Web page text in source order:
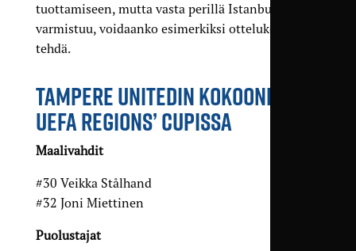
tuottamiseen, mutta vasta perillä Istanbulissa
varmistuu, voidaanko esimerkiksi ottelukoosteet
tehdä.
TAMPERE UNITEDIN KOKOONPANO
UEFA REGIONS’ CUPISSA
Maalivahdit
#30 Veikka Stålhand
#32 Joni Miettinen
Puolustajat